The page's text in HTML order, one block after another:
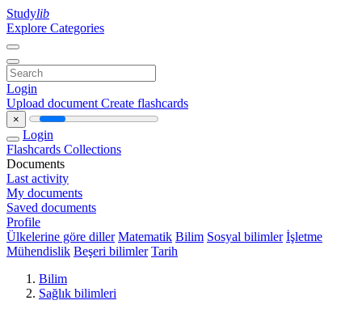
Studylib
Explore Categories
Login
Upload document Create flashcards
×
Login
Flashcards Collections
Documents
Last activity
My documents
Saved documents
Profile
Ülkelerine göre diller Matematik Bilim Sosyal bilimler İşletme
Mühendislik Beşeri bilimler Tarih
Bilim
Sağlık bilimleri